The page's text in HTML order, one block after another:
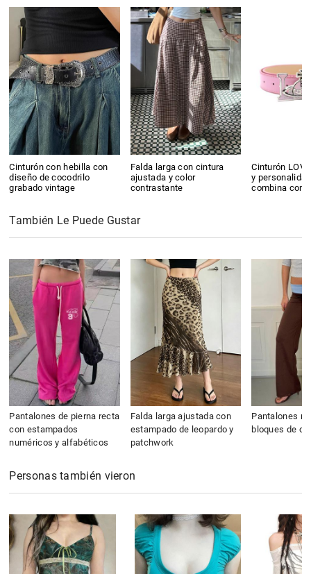
Cinturón con hebilla con
diseño de cocodrilo
grabado vintage
Falda larga con cintura
ajustada y color
contrastante
Cinturón
y
combina con
También Le Puede Gustar
Pantalones de pierna recta
con estampados
numéricos y alfabéticos
Falda larga ajustada con
estampado de leopardo y
patchwork
Pantalones
bloques de
Personas también vieron